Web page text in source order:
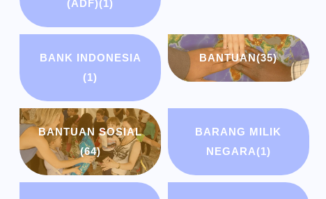
(ADF)(1)
BANK INDONESIA
(1)
BANTUAN(35)
BANTUAN SOSIAL
(64)
BARANG MILIK
NEGARA(1)